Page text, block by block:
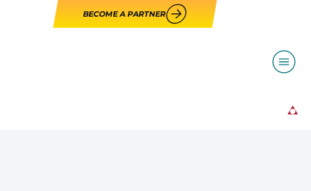
BECOME A PARTNER